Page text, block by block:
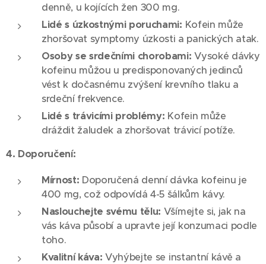
denně, u kojících žen 300 mg.
Lidé s úzkostnými poruchami: Kofein může
zhoršovat symptomy úzkosti a panických atak.
Osoby se srdečními chorobami: Vysoké dávky
kofeinu můžou u predisponovaných jedinců
vést k dočasnému zvýšení krevního tlaku a
srdeční frekvence.
Lidé s trávicími problémy: Kofein může
dráždit žaludek a zhoršovat trávicí potíže.
4. Doporučení:
Mírnost: Doporučená denní dávka kofeinu je
400 mg, což odpovídá 4-5 šálkům kávy.
Naslouchejte svému tělu: Všímejte si, jak na
vás káva působí a upravte její konzumaci podle
toho.
Kvalitní káva: Vyhýbejte se instantní kávě a